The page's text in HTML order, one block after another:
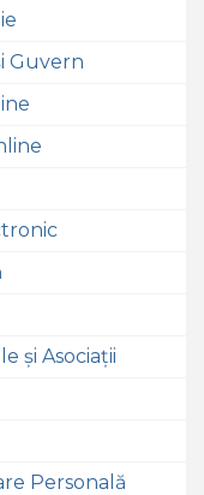
Guvern
și Asociații
Personală